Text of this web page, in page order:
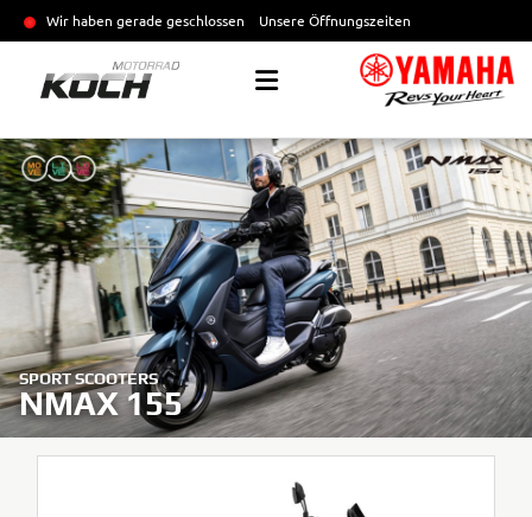
Wir haben gerade geschlossen Unsere Öffnungszeiten
SPORT SCOOTERS
NMAX 155